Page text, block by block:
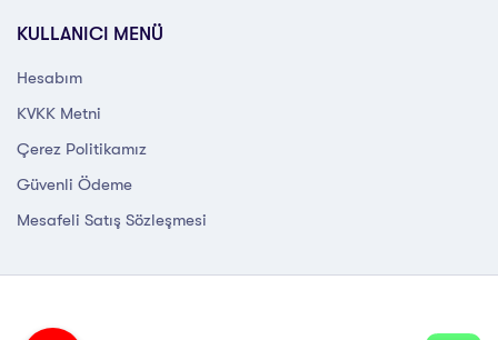
KULLANICI MENÜ
Hesabım
KVKK Metni
Çerez Politikamız
Güvenli Ödeme
Mesafeli Satış Sözleşmesi